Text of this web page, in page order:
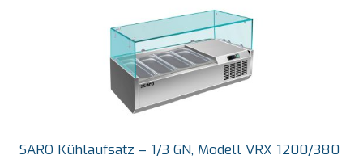
SARO Kühlaufsatz – 1/3 GN, Modell VRX 1200/380